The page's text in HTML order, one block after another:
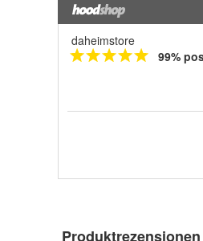
daheimstore
99%
Produktrezensionen